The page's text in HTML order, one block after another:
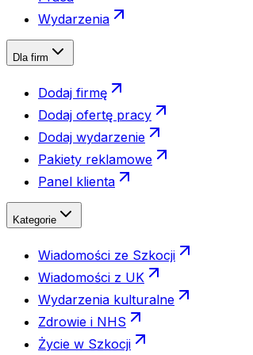
Wydarzenia
Dla firm
Dodaj firmę
Dodaj ofertę pracy
Dodaj wydarzenie
Pakiety reklamowe
Panel klienta
Kategorie
Wiadomości ze Szkocji
Wiadomości z UK
Wydarzenia kulturalne
Zdrowie i NHS
Życie w Szkocji